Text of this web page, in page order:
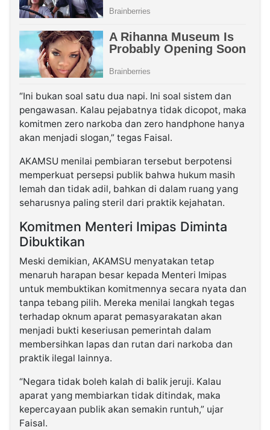
“Ini bukan soal satu dua napi. Ini soal sistem dan
pengawasan. Kalau pejabatnya tidak dicopot, maka
komitmen zero narkoba dan zero handphone hanya
akan menjadi slogan,” tegas Faisal.
AKAMSU menilai pembiaran tersebut berpotensi
memperkuat persepsi publik bahwa hukum masih
lemah dan tidak adil, bahkan di dalam ruang yang
seharusnya paling steril dari praktik kejahatan.
Komitmen Menteri Imipas Diminta
Dibuktikan
Meski demikian, AKAMSU menyatakan tetap
menaruh harapan besar kepada Menteri Imipas
untuk membuktikan komitmennya secara nyata dan
tanpa tebang pilih. Mereka menilai langkah tegas
terhadap oknum aparat pemasyarakatan akan
menjadi bukti keseriusan pemerintah dalam
membersihkan lapas dan rutan dari narkoba dan
praktik ilegal lainnya.
“Negara tidak boleh kalah di balik jeruji. Kalau
aparat yang membiarkan tidak ditindak, maka
kepercayaan publik akan semakin runtuh,” ujar
Faisal.